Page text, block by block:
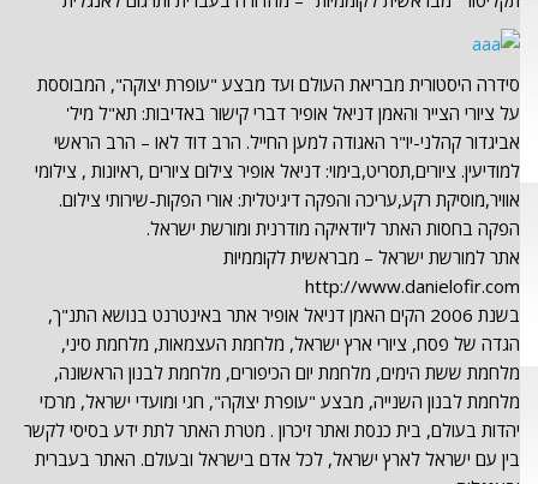
סידרה היסטורית מבריאת העולם ועד מבצע "עופרת יצוקה", המבוססת
על ציורי הצייר והאמן דניאל אופיר דברי קישור באדיבות: תא"ל מיל'
אביגדור קהלני-יו"ר האגודה למען החייל. הרב דוד לאו – הרב הראשי
למודיעין. ציורים,תסריט,בימוי: דניאל אופיר צילום ציורים ,ראיונות , צילומי
אוויר,מוסיקת רקע,עריכה והפקה דיגיטלית: אורי הפקות-שירותי צילום.
הפקה בחסות האתר ליודאיקה מודרנית ומורשת ישראל.
אתר למורשת ישראל – מבראשית לקוממיות
http://www.danielofir.com
בשנת 2006 הקים האמן דניאל אופיר אתר באינטרנט בנושא התנ"ך,
הגדה של פסח, ציורי ארץ ישראל, מלחמת העצמאות, מלחמת סיני,
מלחמת ששת הימים, מלחמת יום הכיפורים, מלחמת לבנון הראשונה,
מלחמת לבנון השנייה, מבצע "עופרת יצוקה", חגי ומועדי ישראל, מרכזי
יהדות בעולם, בית כנסת ואתר זיכרון . מטרת האתר לתת ידע בסיסי לקשר
בין עם ישראל לארץ ישראל, לכל אדם בישראל ובעולם. האתר בעברית